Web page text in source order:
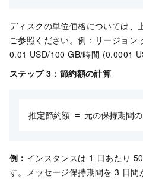
ディスクの単位価格については、
ご参照ください。例：リージョン
0.01 USD/100 GB/時間 (0.0001
ステップ 3：節約額の計算
推定節約額 = 元の保持期間
例： インスタンスは 1 日あたり
す。メッセージ保持期間を 3 日